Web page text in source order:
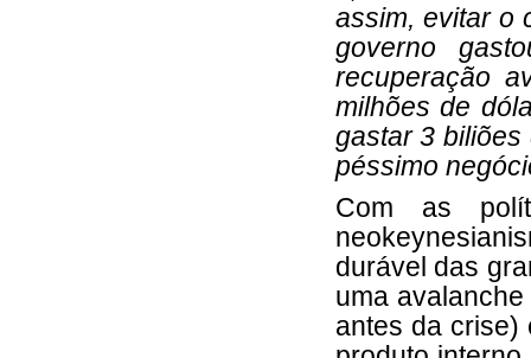
assim, evitar o
governo
recuperação
milhões de
gastar 3
péssimo
Com as
durável das
uma
antes da crise)